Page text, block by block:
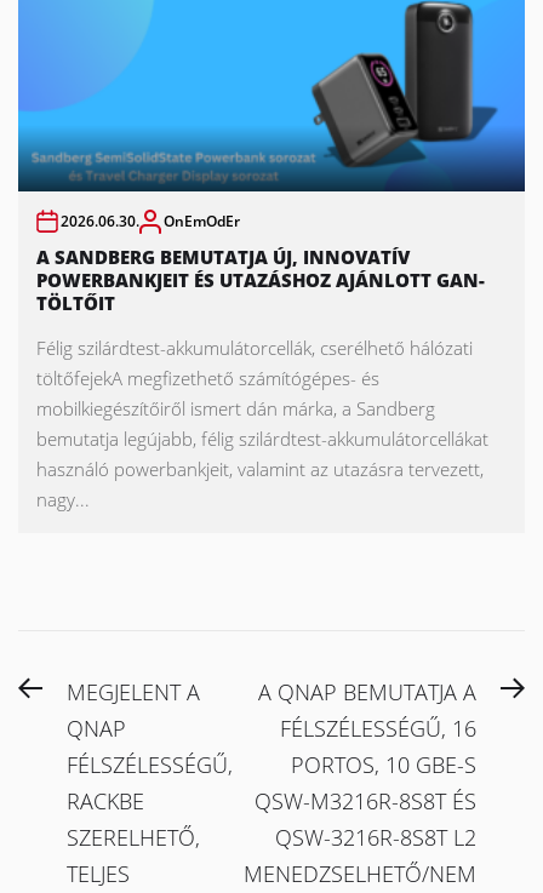
2026.06.30. OnEmOdEr
A SANDBERG BEMUTATJA ÚJ, INNOVATÍV
POWERBANKJEIT ÉS UTAZÁSHOZ AJÁNLOTT GAN-
TÖLTŐIT
Félig szilárdtest-akkumulátorcellák, cserélhető hálózati
töltőfejekA megfizethető számítógépes- és
mobilkiegészítőiről ismert dán márka, a Sandberg
bemutatja legújabb, félig szilárdtest-akkumulátorcellákat
használó powerbankjeit, valamint az utazásra tervezett,
nagy...
Bejegyzés
navigáció
PreviousMEGJELENT A
QNAP
FÉLSZÉLESSÉGŰ,
RACKBE
SZERELHETŐ,
TELJES
A QNAP BEMUTATJA A
FÉLSZÉLESSÉGŰ, 16
PORTOS, 10 GBE-S
QSW-M3216R-8S8T ÉS
QSW-3216R-8S8T L2
MENEDZSELHETŐ/NEM